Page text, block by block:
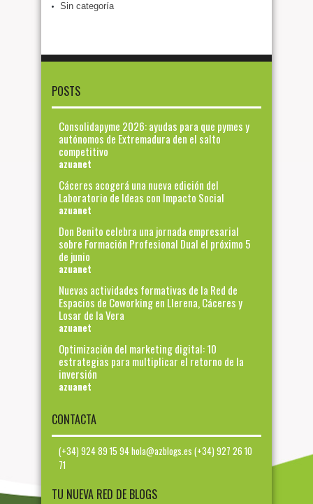
Sin categoría
POSTS
Consolidapyme 2026: ayudas para que pymes y
autónomos de Extremadura den el salto
competitivo
azuanet
Cáceres acogerá una nueva edición del
Laboratorio de Ideas con Impacto Social
azuanet
Don Benito celebra una jornada empresarial
sobre Formación Profesional Dual el próximo 5
de junio
azuanet
Nuevas actividades formativas de la Red de
Espacios de Coworking en Llerena, Cáceres y
Losar de la Vera
azuanet
Optimización del marketing digital: 10
estrategias para multiplicar el retorno de la
inversión
azuanet
CONTACTA
(+34) 924 89 15 94 hola@azblogs.es (+34) 927 26 10
71
TU NUEVA RED DE BLOGS